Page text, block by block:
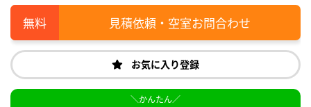
見積依頼・空室お問合わせ
お気に入り登録